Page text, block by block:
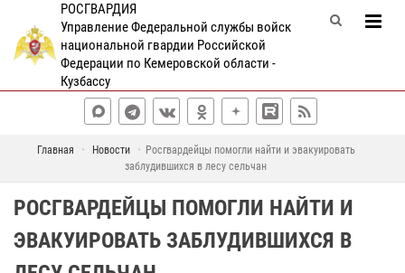
РОСГВАРДИЯ
Управление Федеральной службы войск
национальной гвардии Российской
Федерации по Кемеровской области -
Кузбассу
Главная Новости
Росгвардейцы помогли найти и эвакуировать
заблудившихся в лесу сельчан
РОСГВАРДЕЙЦЫ ПОМОГЛИ НАЙТИ И
ЭВАКУИРОВАТЬ ЗАБЛУДИВШИХСЯ В